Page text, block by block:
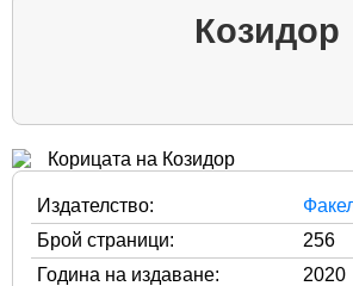
Козидор
Издателство:
Брой страници:
256
Година на издаване:
2020